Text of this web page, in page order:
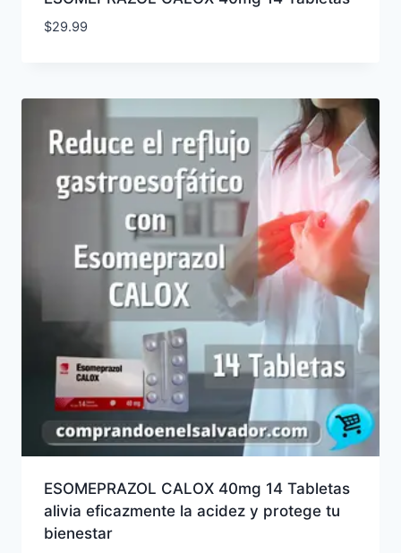
$29.99
ESOMEPRAZOL CALOX 40mg 14 Tabletas
alivia eficazmente la acidez y protege tu
bienestar